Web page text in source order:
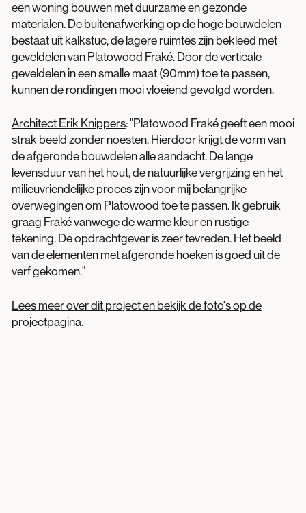
een woning bouwen met duurzame en gezonde
materialen. De buitenafwerking op de hoge bouwdelen
bestaat uit kalkstuc, de lagere ruimtes zijn bekleed met
geveldelen van Platowood Fraké. Door de verticale
geveldelen in een smalle maat (90mm) toe te passen,
kunnen de rondingen mooi vloeiend gevolgd worden.
Architect Erik Knippers: "Platowood Fraké geeft een mooi
strak beeld zonder noesten. Hierdoor krijgt de vorm van
de afgeronde bouwdelen alle aandacht. De lange
levensduur van het hout, de natuurlijke vergrijzing en het
milieuvriendelijke proces zijn voor mij belangrijke
overwegingen om Platowood toe te passen. Ik gebruik
graag Fraké vanwege de warme kleur en rustige
tekening. De opdrachtgever is zeer tevreden. Het beeld
van de elementen met afgeronde hoeken is goed uit de
verf gekomen."
Lees meer over dit project en bekijk de foto's op de
projectpagina.